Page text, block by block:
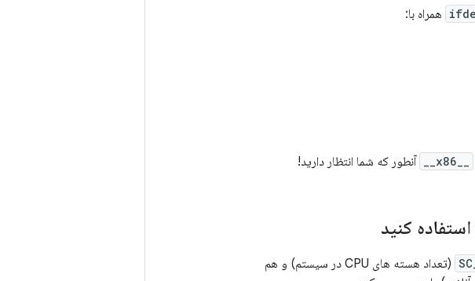
همراه با:
آنطور که شما انتظار دارید!
(تعداد هسته های CPU در سیستم) و هم